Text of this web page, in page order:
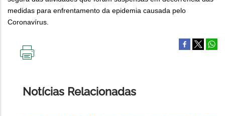
medidas para enfrentamento da epidemia causada pelo
Coronavírus.
Notícias Relacionadas